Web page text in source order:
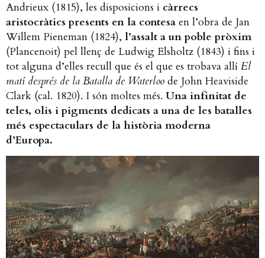
Andrieux (1815), les disposicions i càrrecs
aristocràtics presents en la contesa en l’obra de Jan
Willem Pieneman (1824), l’assalt a un poble pròxim
(Plancenoit) pel llenç de Ludwig Elsholtz (1843) i fins i
tot alguna d’elles recull que és el que es trobava allí El
matí després de la Batalla de Waterloo de John Heaviside
Clark (cal. 1820). I són moltes més. Una infinitat de
teles, olis i pigments dedicats a una de les batalles
més espectaculars de la història moderna
d’Europa.